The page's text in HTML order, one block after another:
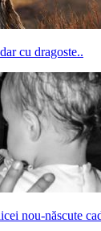
cu dragoste..
nou-născute